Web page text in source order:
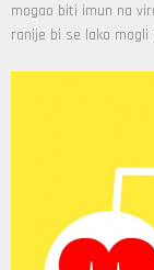
mogao biti imun na
ranije bi se lako mogli